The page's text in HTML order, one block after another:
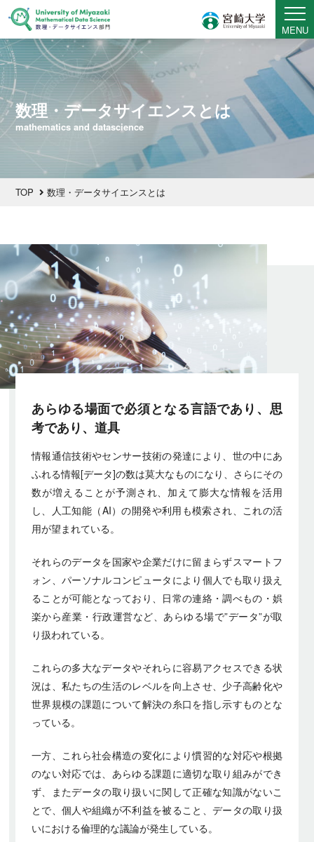
MENU
数理・データサイエンスとは
mathematics and datascience
TOP 数理・データサイエンスとは
あらゆる場面で必須となる言語であり、思
考であり、道具
情報通信技術やセンサー技術の発達により、世の中にあ
ふれる情報[データ]の数は莫大なものになり、さらにその
数が増えることが予測され、加えて膨大な情報を活用
し、人工知能（AI）の開発や利用も模索され、これの活
用が望まれている。
それらのデータを国家や企業だけに留まらずスマートフ
ォン、パーソナルコンピュータにより個人でも取り扱え
ることが可能となっており、日常の連絡・調べもの・娯
楽から産業・行政運営など、あらゆる場で”データ”が取
り扱われている。
これらの多大なデータやそれらに容易アクセスできる状
況は、私たちの生活のレベルを向上させ、少子高齢化や
世界規模の課題について解決の糸口を指し示すものとな
っている。
一方、これら社会構造の変化により慣習的な対応や根拠
のない対応では、あらゆる課題に適切な取り組みができ
ず、またデータの取り扱いに関して正確な知識がないこ
とで、個人や組織が不利益を被ること、データの取り扱
いにおける倫理的な議論が発生している。